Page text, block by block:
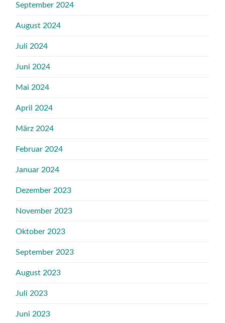
September 2024
August 2024
Juli 2024
Juni 2024
Mai 2024
April 2024
März 2024
Februar 2024
Januar 2024
Dezember 2023
November 2023
Oktober 2023
September 2023
August 2023
Juli 2023
Juni 2023